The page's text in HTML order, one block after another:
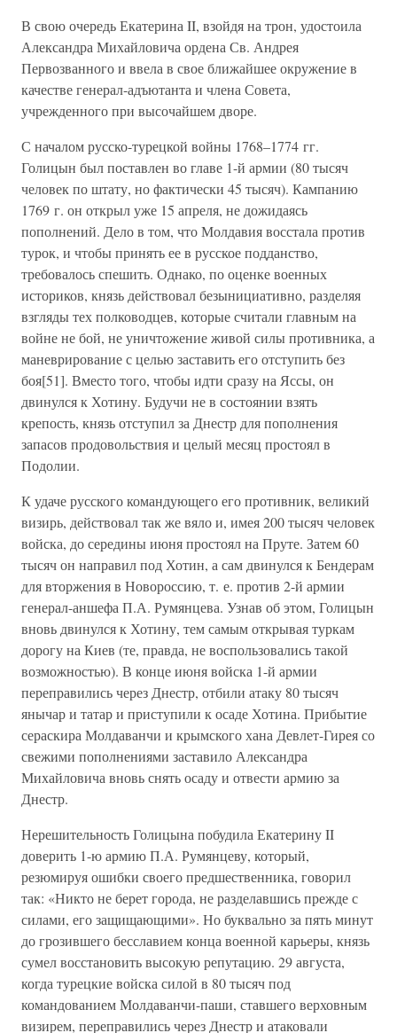
В свою очередь Екатерина II, взойдя на трон, удостоила
Александра Михайловича ордена Св. Андрея
Первозванного и ввела в свое ближайшее окружение в
качестве генерал-адъютанта и члена Совета,
учрежденного при высочайшем дворе.
С началом русско-турецкой войны 1768–1774 гг.
Голицын был поставлен во главе 1-й армии (80 тысяч
человек по штату, но фактически 45 тысяч). Кампанию
1769 г. он открыл уже 15 апреля, не дожидаясь
пополнений. Дело в том, что Молдавия восстала против
турок, и чтобы принять ее в русское подданство,
требовалось спешить. Однако, по оценке военных
историков, князь действовал безынициативно, разделяя
взгляды тех полководцев, которые считали главным на
войне не бой, не уничтожение живой силы противника, а
маневрирование с целью заставить его отступить без
боя[51]. Вместо того, чтобы идти сразу на Яссы, он
двинулся к Хотину. Будучи не в состоянии взять
крепость, князь отступил за Днестр для пополнения
запасов продовольствия и целый месяц простоял в
Подолии.
К удаче русского командующего его противник, великий
визирь, действовал так же вяло и, имея 200 тысяч человек
войска, до середины июня простоял на Пруте. Затем 60
тысяч он направил под Хотин, а сам двинулся к Бендерам
для вторжения в Новороссию, т. е. против 2-й армии
генерал-аншефа П.А. Румянцева. Узнав об этом, Голицын
вновь двинулся к Хотину, тем самым открывая туркам
дорогу на Киев (те, правда, не воспользовались такой
возможностью). В конце июня войска 1-й армии
переправились через Днестр, отбили атаку 80 тысяч
янычар и татар и приступили к осаде Хотина. Прибытие
сераскира Молдаванчи и крымского хана Девлет-Гирея со
свежими пополнениями заставило Александра
Михайловича вновь снять осаду и отвести армию за
Днестр.
Нерешительность Голицына побудила Екатерину II
доверить 1-ю армию П.А. Румянцеву, который,
резюмируя ошибки своего предшественника, говорил
так: «Никто не берет города, не разделавшись прежде с
силами, его защищающими». Но буквально за пять минут
до грозившего бесславием конца военной карьеры, князь
сумел восстановить высокую репутацию. 29 августа,
когда турецкие войска силой в 80 тысяч под
командованием Молдаванчи-паши, ставшего верховным
визирем, переправились через Днестр и атаковали